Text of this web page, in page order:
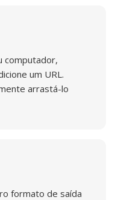
computador,
um URL.
arrastá-lo
formato de saída